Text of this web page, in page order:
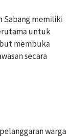
Sabang memiliki
untuk
membuka
secara
warga